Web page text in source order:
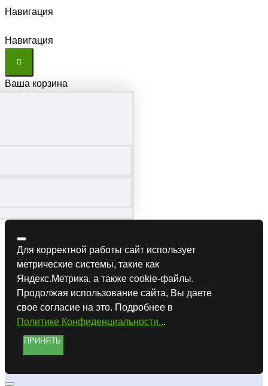
Навигация
Навигация
Ваша корзина
Для корректной работы сайт использует
метрические системы, такие как
Яндекс.Метрика, а также cookie-файлы.
Продолжая использование сайта, Вы даете
свое согласие на это. Подробнее в
Политике Конфиденциальности...
ПРИНЯТЬ